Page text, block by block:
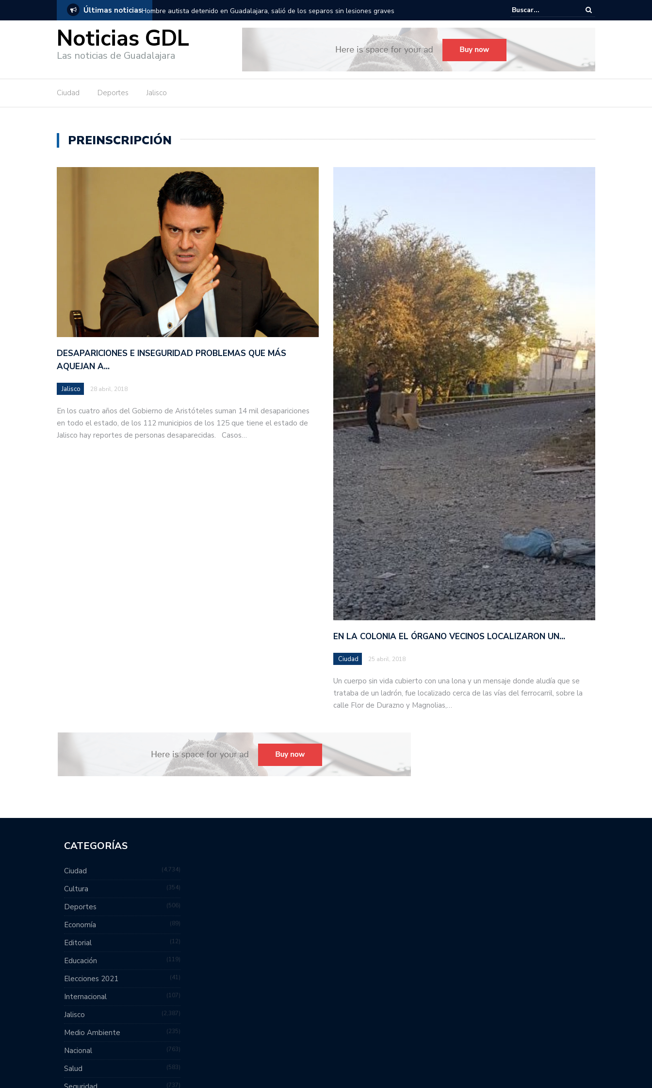
Últimas noticias
Guadalajara, salió de los separos sin lesiones graves Títeres gigantes recorrerán las calles de Guadalajara: aparta la fecha Todo listo para el Festival Desfile Día de Muertos 2025 en
Noticias GDL
Las noticias de Guadalajara
Ciudad Deportes Jalisco
PREINSCRIPCIÓN
DESAPARICIONES E INSEGURIDAD PROBLEMAS QUE MÁS
AQUEJAN A…
Jalisco 28 abril, 2018
En los cuatro años del Gobierno de Aristóteles suman 14 mil desapariciones
en todo el estado, de los 112 municipios de los 125 que tiene el estado de
Jalisco hay reportes de personas desaparecidas. Casos…
EN LA COLONIA EL ÓRGANO VECINOS LOCALIZARON UN…
Ciudad 25 abril, 2018
Un cuerpo sin vida cubierto con una lona y un mensaje donde aludía que se
trataba de un ladrón, fue localizado cerca de las vías del ferrocarril, sobre la
calle Flor de Durazno y Magnolias,…
CATEGORÍAS
Ciudad 4,734
Cultura 354
Deportes 506
Economía 89
Editorial 12
Educación 119
Elecciones 2021 41
Internacional 107
Jalisco 2,387
Medio Ambiente 235
Nacional 763
Salud 583
737